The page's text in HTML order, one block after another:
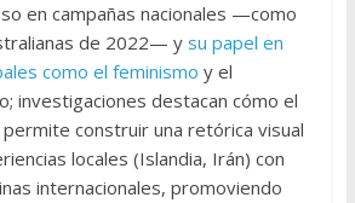
en campañas nacionales —como
de 2022— y su papel en
como el feminismo y el
investigaciones destacan cómo el
construir una retórica visual
locales (Islandia, Irán) con
internacionales, promoviendo